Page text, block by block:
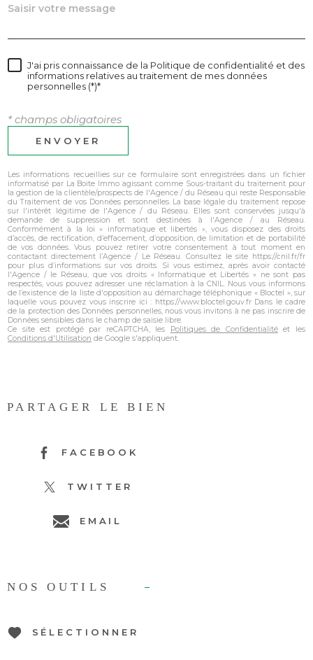
J'ai pris connaissance de la Politique de confidentialité et des
informations relatives au traitement de mes données
personnelles (*)*
* champs obligatoires
ENVOYER
Les informations recueillies sur ce formulaire sont enregistrées dans un fichier
informatisé par La Boite Immo agissant comme Sous-traitant du traitement pour
la gestion de la clientèle/prospects de l'Agence / du Réseau qui reste Responsable
du Traitement de vos Données personnelles. La base légale du traitement repose
sur l'intérêt légitime de l'Agence / du Réseau. Elles sont conservées jusqu'à
demande de suppression et sont destinées à l'Agence / au Réseau.
Conformément à la loi « informatique et libertés », vous disposez des droits
d’accès, de rectification, d’effacement, d’opposition, de limitation et de portabilité
de vos données. Vous pouvez retirer votre consentement à tout moment en
contactant directement l’Agence / Le Réseau. Consultez le site https://cnil.fr/fr
pour plus d’informations sur vos droits. Si vous estimez, après avoir contacté
l'Agence / le Réseau, que vos droits « Informatique et Libertés » ne sont pas
respectés, vous pouvez adresser une réclamation à la CNIL. Nous vous informons
de l’existence de la liste d'opposition au démarchage téléphonique « Bloctel », sur
laquelle vous pouvez vous inscrire ici : https://www.bloctel.gouv.fr Dans le cadre
de la protection des Données personnelles, nous vous invitons à ne pas inscrire de
Données sensibles dans le champ de saisie libre.
Ce site est protégé par reCAPTCHA, les Politiques de Confidentialitéet les
Conditions d'Utilisation de Google s'appliquent.
PARTAGER LE BIEN
FACEBOOK
TWITTER
EMAIL
NOS OUTILS
SÉLECTIONNER